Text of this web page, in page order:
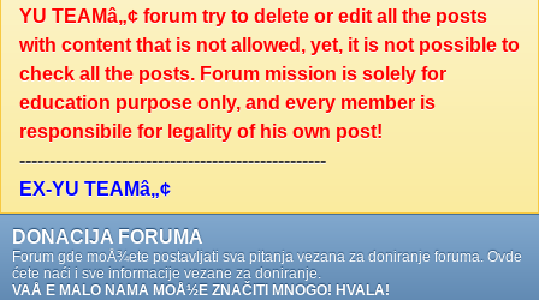
YU TEAMâ„¢ forum try to delete or edit all the posts
with content that is not allowed, yet, it is not possible to
check all the posts. Forum mission is solely for
education purpose only, and every member is
responsibile for legality of his own post!
---------------------------------------------------
EX-YU TEAMâ„¢
DONACIJA FORUMA
Forum gde moÅ¾ete postavljati sva pitanja vezana za doniranje foruma. Ovde
ćete naći i sve informacije vezane za doniranje.
VAÅ E MALO NAMA MOÅ½E ZNAČITI MNOGO! HVALA!